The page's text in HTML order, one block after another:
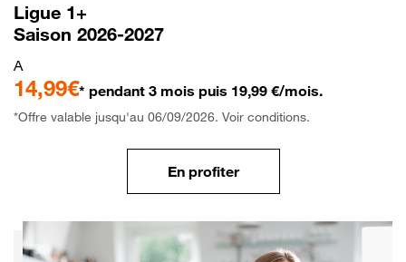
Ligue 1+
Saison 2026-2027
A
14,99€* pendant 3 mois puis 19,99 €/mois.
*Offre valable jusqu'au 06/09/2026. Voir conditions.
En profiter